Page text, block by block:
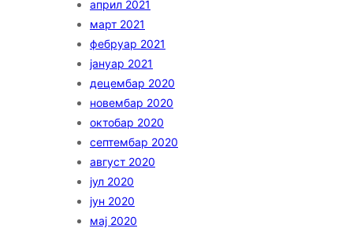
април 2021
март 2021
фебруар 2021
јануар 2021
децембар 2020
новембар 2020
октобар 2020
септембар 2020
август 2020
јул 2020
јун 2020
мај 2020